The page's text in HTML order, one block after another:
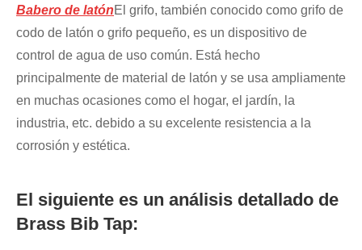
Babero de latónEl grifo, también conocido como grifo de
codo de latón o grifo pequeño, es un dispositivo de
control de agua de uso común. Está hecho
principalmente de material de latón y se usa ampliamente
en muchas ocasiones como el hogar, el jardín, la
industria, etc. debido a su excelente resistencia a la
corrosión y estética.
El siguiente es un análisis detallado de
Brass Bib Tap: